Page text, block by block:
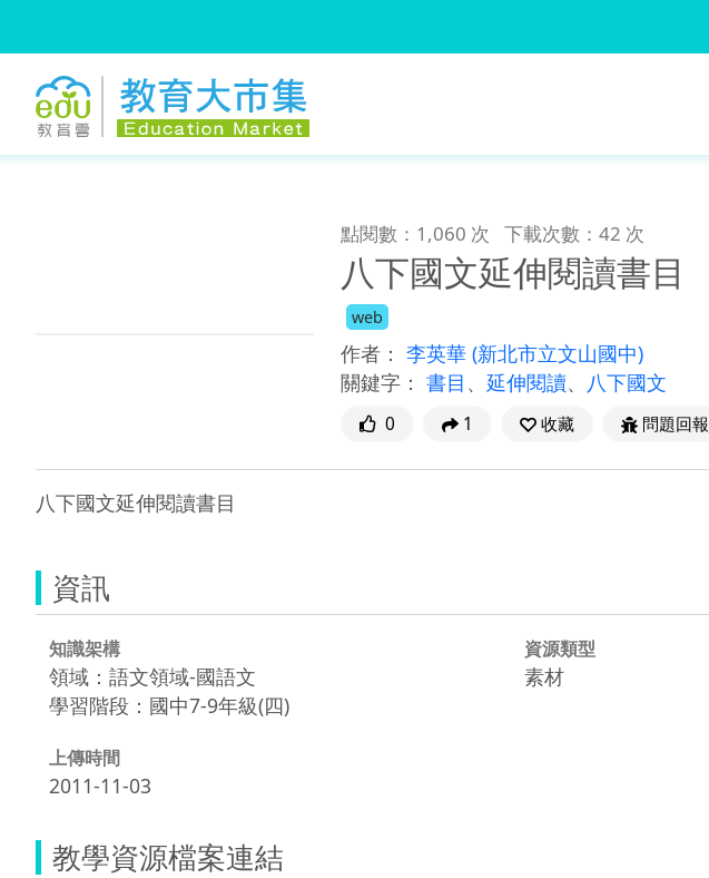
點閱數：1,060 次 下載次數：42 次
八下國文延伸閱讀書目
web
作者： 李英華 (新北市立文山國中)
關鍵字： 書目 、 延伸閱讀、 八下國文
0 1 收藏 問題回報
八下國文延伸閱讀書目
資訊
知識架構
領域：語文領域-國語文
學習階段：國中7-9年級(四)
資源類型
素材
上傳時間
2011-11-03
教學資源檔案連結